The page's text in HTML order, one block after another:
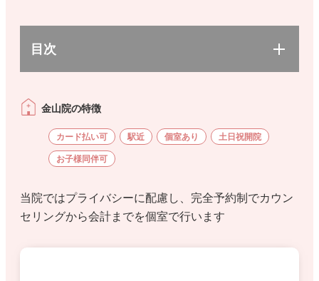
目次
金山院の特徴
カード払い可 駅近 個室あり 土日祝開院
お子様同伴可
当院ではプライバシーに配慮し、完全予約制でカウン
セリングから会計までを個室で行います